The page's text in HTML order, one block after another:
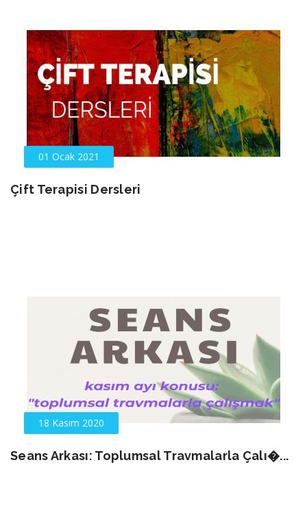
01 Ocak 2021
Çift Terapisi Dersleri
18 Kasım 2020
Seans Arkası: Toplumsal Travmalarla Çalı�...